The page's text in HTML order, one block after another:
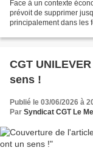
Face à un contexte
prévoit de supprimer
principalement dans les
CGT
sens !
Publié le 03/06/2026 à
Par Syndicat CGT Le